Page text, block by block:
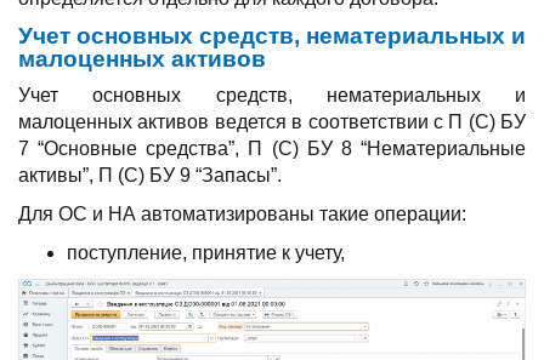
Учет основных средств, нематериальных и
малоценных активов
Учет основных средств, нематериальных и
малоценных активов ведется в соответствии с П (С) БУ
7 “Основные средства”, П (С) БУ 8 “Нематериальные
активы”, П (С) БУ 9 “Запасы”.
Для ОС и НА автоматизированы такие операции:
поступление, принятие к учету,